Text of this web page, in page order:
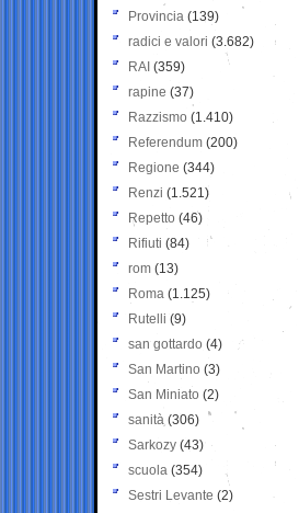
Provincia (139)
radici e valori (3.682)
RAI (359)
rapine (37)
Razzismo (1.410)
Referendum (200)
Regione (344)
Renzi (1.521)
Repetto (46)
Rifiuti (84)
rom (13)
Roma (1.125)
Rutelli (9)
san gottardo (4)
San Martino (3)
San Miniato (2)
sanità (306)
Sarkozy (43)
scuola (354)
Sestri Levante (2)